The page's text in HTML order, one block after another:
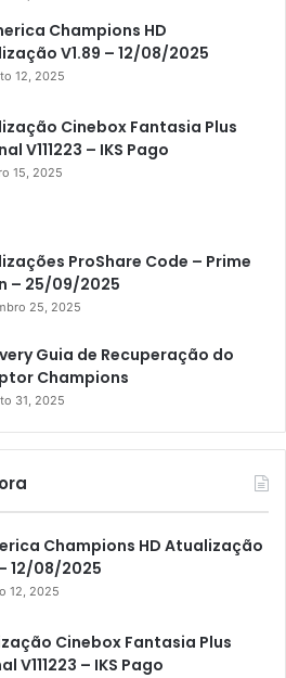
Champions HD
V1.89 – 12/08/2025
12, 2025
Cinebox Fantasia Plus
V111223 – IKS Pago
15, 2025
ProShare Code – Prime
– 25/09/2025
25, 2025
Guia de Recuperação do
Champions
31, 2025
Champions HD Atualização
12/08/2025
12, 2025
Cinebox Fantasia Plus
V111223 – IKS Pago